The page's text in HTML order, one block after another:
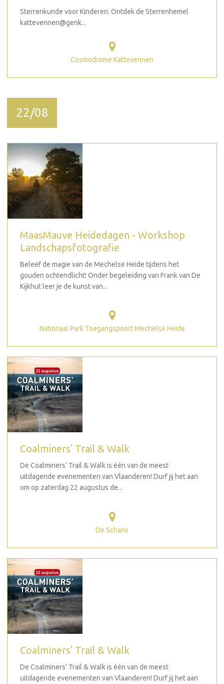
Sterrenkunde voor Kinderen: Ontdek de Sterrenhemel
kattevennen@genk...
Cosmodrome Kattevennen
22/08
MaasMauve Heidedagen - Workshop
Landschapsfotografie
Beleef de magie van de Mechelse Heide tijdens het
gouden ochtendlicht! Onder begeleiding van Frank van De
Kijkhut leer je de kunst van...
Nationaal Park Toegangspoort Mechelse Heide
Coalminers' Trail & Walk
De Coalminers’ Trail & Walk is één van de meest
uitdagende evenementen van Vlaanderen! Durf jij het aan
om op zaterdag 22 augustus de...
De Schans
Coalminers' Trail & Walk
De Coalminers’ Trail & Walk is één van de meest
uitdagende evenementen van Vlaanderen! Durf jij het aan